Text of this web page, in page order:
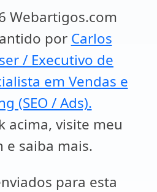
Webartigos.com
por Carlos
/ Executivo de
em Vendas e
(SEO / Ads).
acima, visite meu
e saiba mais.
para esta